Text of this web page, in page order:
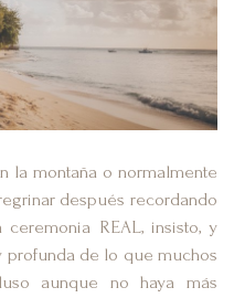
la montaña o normalmente
después recordando
REAL, insisto, y
profunda de lo que muchos
aunque no haya más